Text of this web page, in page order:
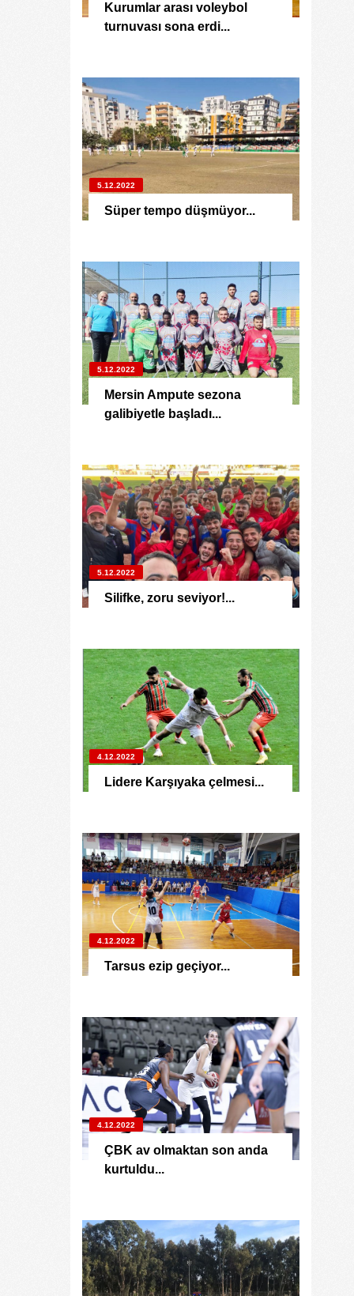
Kurumlar arası voleybol
turnuvası sona erdi...
5.12.2022
Süper tempo düşmüyor...
5.12.2022
Mersin Ampute sezona
galibiyetle başladı...
5.12.2022
Silifke, zoru seviyor!...
4.12.2022
Lidere Karşıyaka çelmesi...
4.12.2022
Tarsus ezip geçiyor...
4.12.2022
ÇBK av olmaktan son anda
kurtuldu...